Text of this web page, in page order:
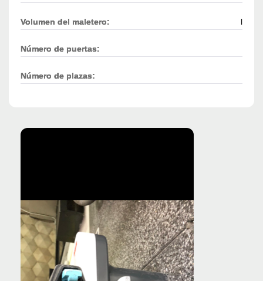
Volumen del maletero: l
Número de puertas:
Número de plazas: